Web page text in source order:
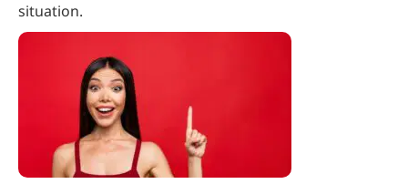
situation.